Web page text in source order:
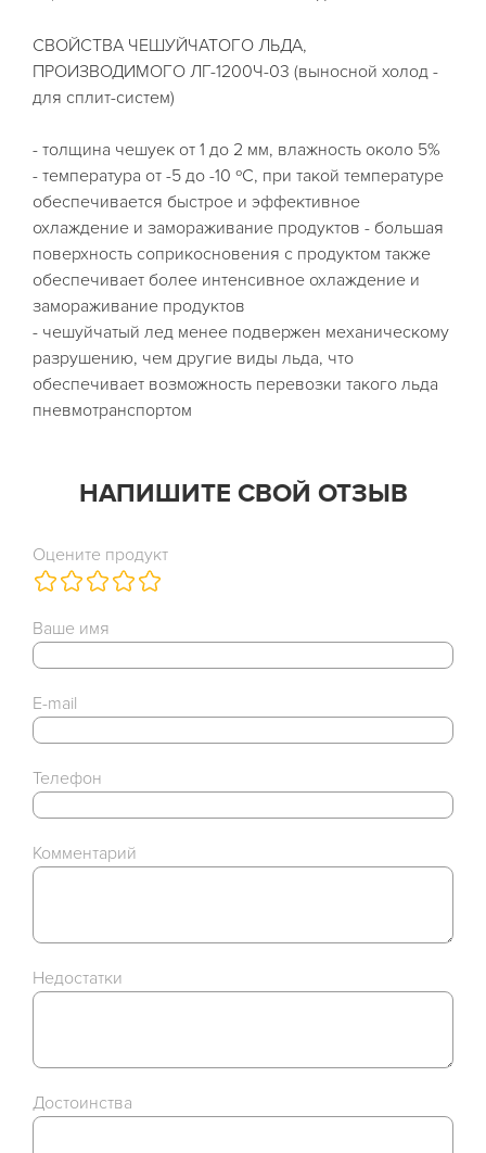
СВОЙСТВА ЧЕШУЙЧАТОГО ЛЬДА,
ПРОИЗВОДИМОГО ЛГ-1200Ч-03 (выносной холод -
для сплит-систем)
- толщина чешуек от 1 до 2 мм, влажность около 5%
- температура от -5 до -10 ºС, при такой температуре
обеспечивается быстрое и эффективное
охлаждение и замораживание продуктов - большая
поверхность соприкосновения с продуктом также
обеспечивает более интенсивное охлаждение и
замораживание продуктов
- чешуйчатый лед менее подвержен механическому
разрушению, чем другие виды льда, что
обеспечивает возможность перевозки такого льда
пневмотранспортом
НАПИШИТЕ СВОЙ ОТЗЫВ
Оцените продукт
Ваше имя
E-mail
Телефон
Комментарий
Недостатки
Достоинства